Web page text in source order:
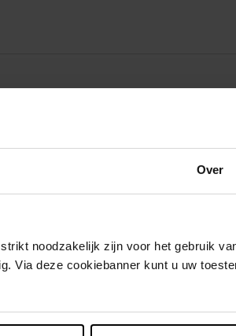
Over
noodzakelijk zijn voor het gebruik
Via deze cookiebanner kunt u uw
?